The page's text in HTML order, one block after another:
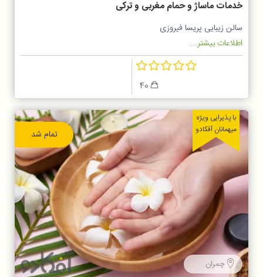
خدمات ماساژ و حمام مغربی و ترکی
سالن زیبایی پریسا فیروزی
اطلاعات بیشتر...
تمام شد
با پذیرایی ویژه
میهمانان آفکادو
چمران